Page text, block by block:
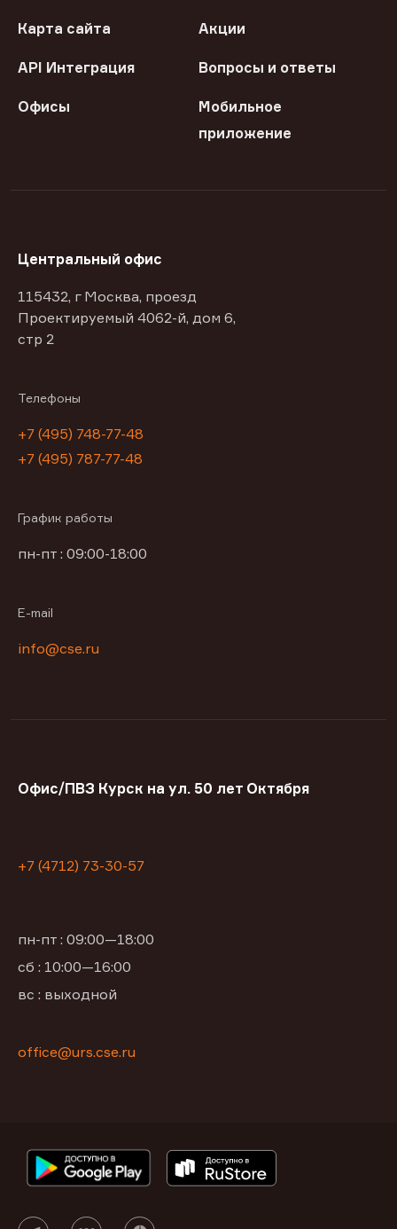
Карта сайта Акции
API Интеграция Вопросы и ответы
Офисы
Мобильное
приложение
Центральный офис
115432, г Москва, проезд
Проектируемый 4062-й, дом 6,
стр 2
Телефоны
+7 (495) 748-77-48
+7 (495) 787-77-48
График работы
пн-пт : 09:00-18:00
E-mail
info@cse.ru
Офис/ПВЗ Курск на ул. 50 лет Октября
+7 (4712) 73-30-57
пн-пт : 09:00—18:00
сб : 10:00—16:00
вс : выходной
office@urs.cse.ru